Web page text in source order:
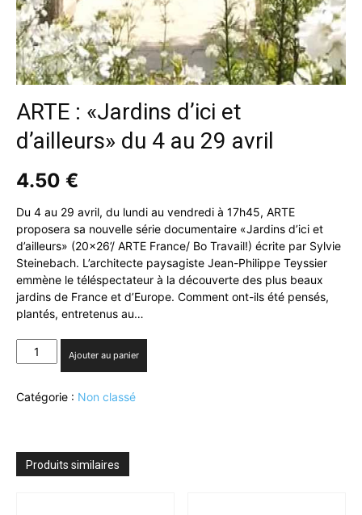
ARTE : «Jardins d’ici et
d’ailleurs» du 4 au 29 avril
4.50 €
Du 4 au 29 avril, du lundi au vendredi à 17h45, ARTE
proposera sa nouvelle série documentaire «Jardins d’ici et
d’ailleurs» (20×26’/ ARTE France/ Bo Travail!) écrite par Sylvie
Steinebach. L’architecte paysagiste Jean-Philippe Teyssier
emmène le téléspectateur à la découverte des plus beaux
jardins de France et d’Europe. Comment ont-ils été pensés,
plantés, entretenus au…
quantité
de
:
d’ailleurs»
Ajouter au panier
Catégorie : Non classé
Produits similaires